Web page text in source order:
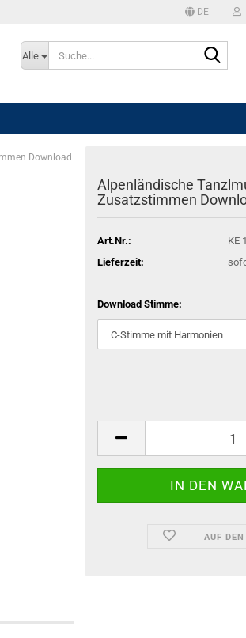
DE
Sprache auswählen
Passwort
Alle
Download
Alpenländische
Zusatzstimmen
Art.Nr.:
KE
Lieferzeit:
Download Stimme:
AUF